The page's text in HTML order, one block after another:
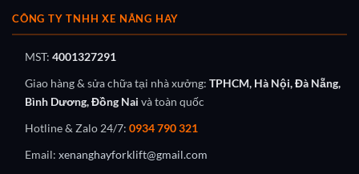
CÔNG TY TNHH XE NÂNG HAY
MST: 4001327291
Giao hàng & sửa chữa tại nhà xưởng: TPHCM, Hà Nội, Đà Nẵng,
Bình Dương, Đồng Nai và toàn quốc
Hotline & Zalo 24/7: 0934 790 321
Email: xenanghayforklift@gmail.com